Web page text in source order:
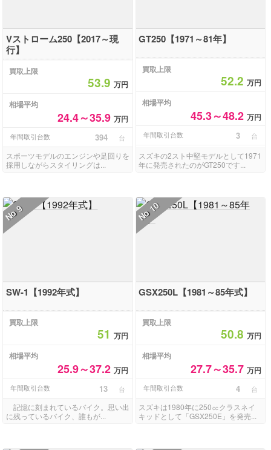
Vストローム250【2017～現
行】
買取上限
53.9万円
相場平均
24.4～35.9万円
年間取引台数 394 台
スポーツモデルのエンジンや足回りを
採用しながらスタイリングは...
GT250【1971～81年】
買取上限
52.2 万円
相場平均
45.3～48.2 万円
年間取引台数 3 台
スズキの2スト中堅モデルとして1971
年に発売されたのがGT250です...
No
9
SW-1【1992年式】
買取上限
51万円
相場平均
25.9～37.2万円
年間取引台数 13 台
記憶に刻まれているバイク。思い出
に残っているバイク、誰もが...
No10
GSX250L【1981～85年式】
買取上限
50.8 万円
相場平均
27.7～35.7 万円
年間取引台数 4 台
スズキは1980年に250㏄クラスネイ
キッドとして「GSX250E」を発売...